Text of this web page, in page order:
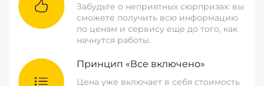
Забудьте о неприятных сюрпризах: вы
сможете получить всю информацию
по ценам и сервису еще до того, как
начнутся работы.
Принцип «Все включено»
Цена уже включает в себя стоимость